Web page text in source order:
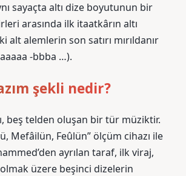
sayaçta altı dize boyutunun bir
arasında ilk itaatkârın altı
alt alemlerin son satırı mırıldanır
-bbba …).
şekli nedir?
beş telden oluşan bir tür müziktir.
Mefâilün, Feûlün” ölçüm cihazı ile
ayrılan taraf, ilk viraj,
üzere beşinci dizelerin